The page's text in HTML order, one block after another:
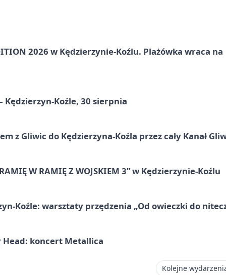
2026 w Kędzierzynie-Koźlu. Plażówka wraca na
Koźle, 30 sierpnia
z Gliwic do Kędzierzyna-Koźla przez cały Kanał
W RAMIĘ Z WOJSKIEM 3” w Kędzierzynie-Koźlu
Koźle: warsztaty przędzenia „Od owieczki do
Head: koncert Metallica
Kolejne